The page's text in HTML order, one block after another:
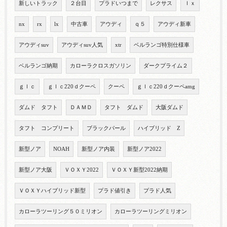
新しいトラック ２台目 プラドいつまで レクサス ｌｘ
nx rx lx 中古車 アウディ ｑ５ アウディ新車
アウディsuv アウディsuv人気 xtr ベルランゴ特別仕様車
ベルランゴ納期 カローラクロスガソリン ダークプライム２
ｇｌｃ ｇｌｃ220ｄクーペ クーペ ｇｌｃ220ｄクーペamg
ダムド タフト ＤＡＭＤ タフト ダムド 大阪ダムド
タフト コンプリート ブラックパール ハイブリッド Z
新型ノア NOAH 新型ノア内装 新型ノア2022
新型ノア大阪 ＶＯＸＹ2022 ＶＯＸＹ新型2022納期
ＶＯＸＹハイブリッド新型 プラド値引き プラド人気
カローラツーリング５０ミリオン カローラツーリングミリオン